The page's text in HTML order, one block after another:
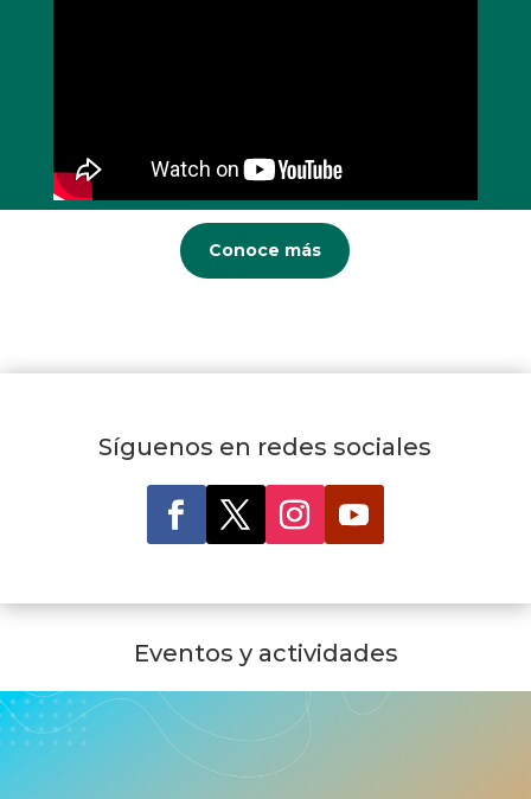
Conoce más
Síguenos en redes sociales
Eventos y actividades
Jornada Mundial de las